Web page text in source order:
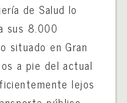
de Salud lo
sus 8.000
situado en Gran
a pie del actual
lejos